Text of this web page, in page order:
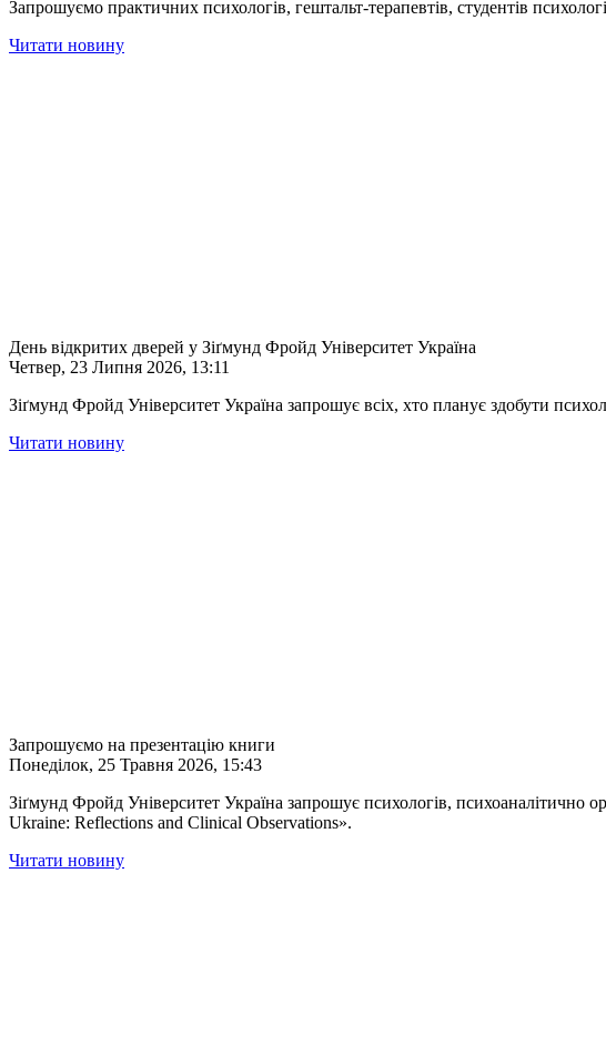
Запрошуємо практичних психологів, гештальт-терапевтів, студентів
Читати новину
День відкритих дверей у Зіґмунд Фройд Університет Україна
Четвер, 23 Липня 2026, 13:11
Зіґмунд Фройд Університет Україна запрошує всіх, хто планує здобути
Читати новину
Запрошуємо на презентацію книги
Понеділок, 25 Травня 2026, 15:43
Зіґмунд Фройд Університет Україна запрошує психологів, психоаналітично
Ukraine: Reflections and Clinical Observations».
Читати новину